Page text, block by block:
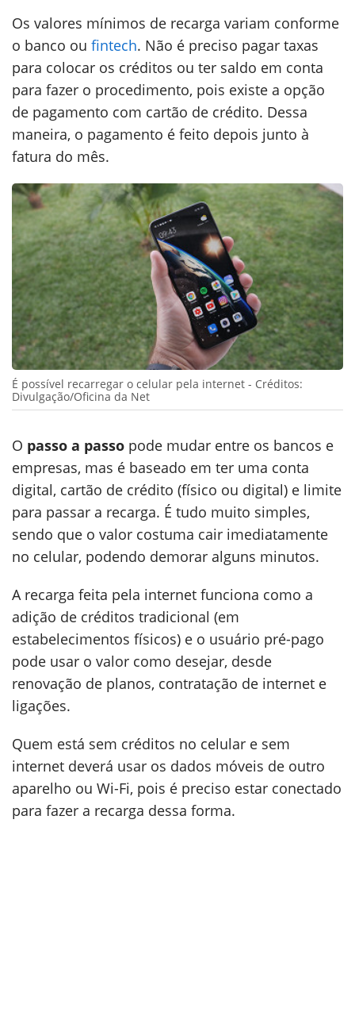
Os valores mínimos de recarga variam conforme
o banco ou fintech. Não é preciso pagar taxas
para colocar os créditos ou ter saldo em conta
para fazer o procedimento, pois existe a opção
de pagamento com cartão de crédito. Dessa
maneira, o pagamento é feito depois junto à
fatura do mês.
É possível recarregar o celular pela internet - Créditos:
Divulgação/Oficina da Net
O passo a passo pode mudar entre os bancos e
empresas, mas é baseado em ter uma conta
digital, cartão de crédito (físico ou digital) e limite
para passar a recarga. É tudo muito simples,
sendo que o valor costuma cair imediatamente
no celular, podendo demorar alguns minutos.
A recarga feita pela internet funciona como a
adição de créditos tradicional (em
estabelecimentos físicos) e o usuário pré-pago
pode usar o valor como desejar, desde
renovação de planos, contratação de internet e
ligações.
Quem está sem créditos no celular e sem
internet deverá usar os dados móveis de outro
aparelho ou Wi-Fi, pois é preciso estar conectado
para fazer a recarga dessa forma.